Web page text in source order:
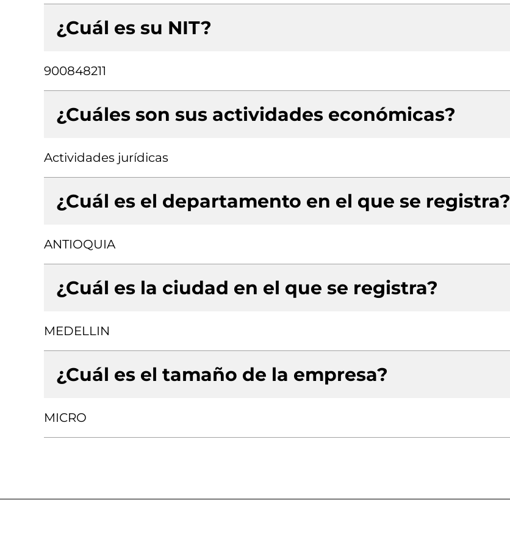
¿Cuál es su NIT?
900848211
¿Cuáles son sus actividades económicas?
Actividades jurídicas
¿Cuál es el departamento en el que se registra?
ANTIOQUIA
¿Cuál es la ciudad en el que se registra?
MEDELLIN
¿Cuál es el tamaño de la empresa?
MICRO